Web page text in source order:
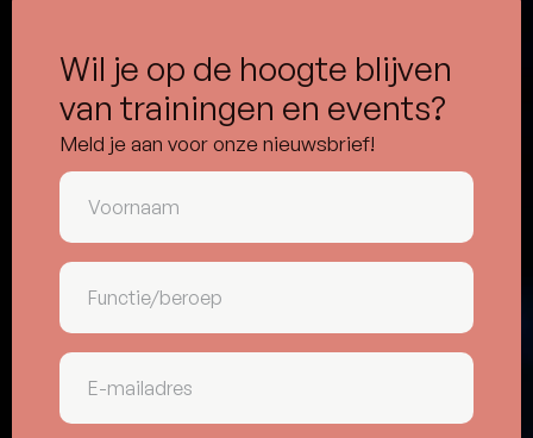
Wil je op de hoogte blijven
van trainingen en events?
Meld je aan voor onze nieuwsbrief!
Voornaam
(Vereist)
Functie/beroep
E-
mailadres